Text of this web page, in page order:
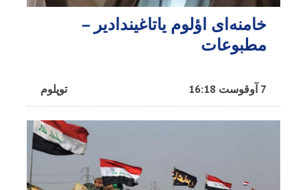
خامنه‌ای اؤلوم یاتاغیندادیر –
مطبوعات
توپلوم 7 آوقوست 16:18